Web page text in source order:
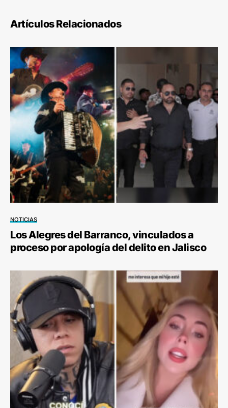
Artículos Relacionados
NOTICIAS
Los Alegres del Barranco, vinculados a
proceso por apología del delito en Jalisco